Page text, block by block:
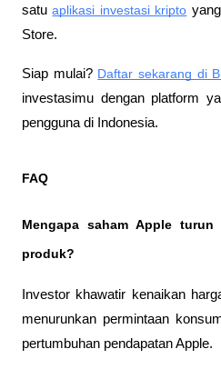
satu aplikasi investasi kripto
Store.
Siap mulai? Daftar sekarang di
investasimu dengan platform
pengguna di Indonesia.
FAQ
Mengapa saham Apple turun
produk?
Investor khawatir kenaikan
menurunkan permintaan
pertumbuhan pendapatan Apple.